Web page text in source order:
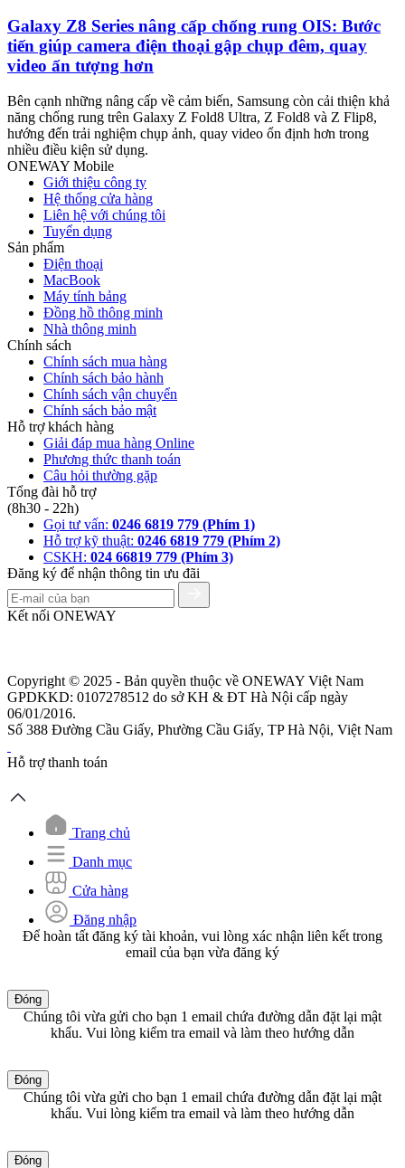
Galaxy Z8 Series nâng cấp chống rung OIS: Bước
tiến giúp camera điện thoại gập chụp đêm, quay
video ấn tượng hơn
Bên cạnh những nâng cấp về cảm biến, Samsung còn cải thiện khả
năng chống rung trên Galaxy Z Fold8 Ultra, Z Fold8 và Z Flip8,
hướng đến trải nghiệm chụp ảnh, quay video ổn định hơn trong
nhiều điều kiện sử dụng.
ONEWAY Mobile
Giới thiệu công ty
Hệ thống cửa hàng
Liên hệ với chúng tôi
Tuyển dụng
Sản phẩm
Điện thoại
MacBook
Máy tính bảng
Đồng hồ thông minh
Nhà thông minh
Chính sách
Chính sách mua hàng
Chính sách bảo hành
Chính sách vận chuyển
Chính sách bảo mật
Hỗ trợ khách hàng
Giải đáp mua hàng Online
Phương thức thanh toán
Câu hỏi thường gặp
Tổng đài hỗ trợ
(8h30 - 22h)
Gọi tư vấn: 0246 6819 779 (Phím 1)
Hỗ trợ kỹ thuật: 0246 6819 779 (Phím 2)
CSKH: 024 66819 779 (Phím 3)
Đăng ký để nhận thông tin ưu đãi
Kết nối ONEWAY
Copyright © 2025 - Bản quyền thuộc về ONEWAY Việt Nam
GPDKKD: 0107278512 do sở KH & ĐT Hà Nội cấp ngày
06/01/2016.
Số 388 Đường Cầu Giấy, Phường Cầu Giấy, TP Hà Nội, Việt Nam
Hỗ trợ thanh toán
Trang chủ
Danh mục
Cửa hàng
Đăng nhập
Để hoàn tất đăng ký tài khoản, vui lòng xác nhận liên kết trong
email của bạn vừa đăng ký
Đóng
Chúng tôi vừa gửi cho bạn 1 email chứa đường dẫn đặt lại mật
khẩu. Vui lòng kiểm tra email và làm theo hướng dẫn
Đóng
Chúng tôi vừa gửi cho bạn 1 email chứa đường dẫn đặt lại mật
khẩu. Vui lòng kiểm tra email và làm theo hướng dẫn
Đóng